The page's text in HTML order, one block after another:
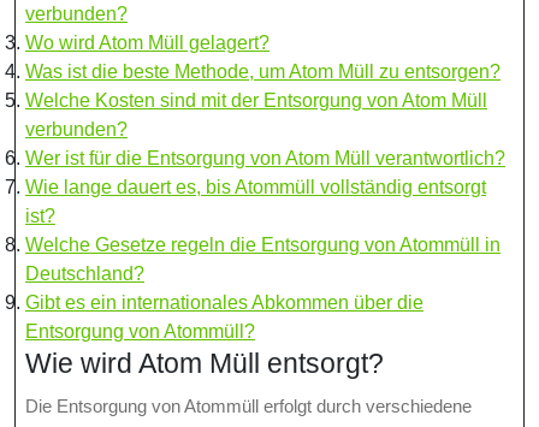
verbunden?
Wo wird Atom Müll gelagert?
Was ist die beste Methode, um Atom Müll zu entsorgen?
Welche Kosten sind mit der Entsorgung von Atom Müll
verbunden?
Wer ist für die Entsorgung von Atom Müll verantwortlich?
Wie lange dauert es, bis Atommüll vollständig entsorgt
ist?
Welche Gesetze regeln die Entsorgung von Atommüll in
Deutschland?
Gibt es ein internationales Abkommen über die
Entsorgung von Atommüll?
Wie wird Atom Müll entsorgt?
Die Entsorgung von Atommüll erfolgt durch verschiedene